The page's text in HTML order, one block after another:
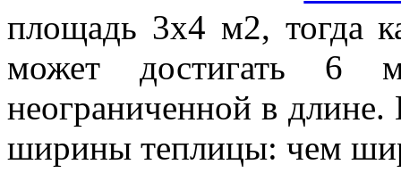
площадь 3х4 м2, тогда
может достигать
неограниченной в длине.
ширины теплицы: чем